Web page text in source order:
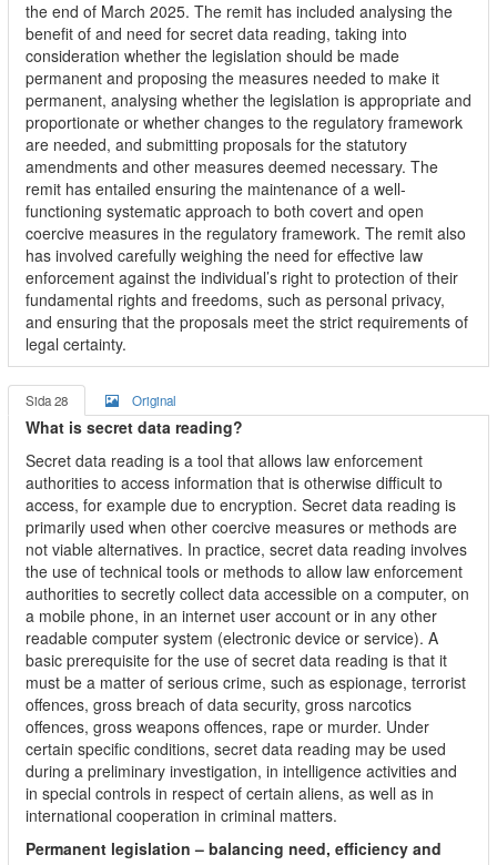
the end of March 2025. The remit has included analysing the
benefit of and need for secret data reading, taking into
consideration whether the legislation should be made
permanent and proposing the measures needed to make it
permanent, analysing whether the legislation is appropriate and
proportionate or whether changes to the regulatory framework
are needed, and submitting proposals for the statutory
amendments and other measures deemed necessary. The
remit has entailed ensuring the maintenance of a well-
functioning systematic approach to both covert and open
coercive measures in the regulatory framework. The remit also
has involved carefully weighing the need for effective law
enforcement against the individual’s right to protection of their
fundamental rights and freedoms, such as personal privacy,
and ensuring that the proposals meet the strict requirements of
legal certainty.
Sida 28 Original
What is secret data reading?
Secret data reading is a tool that allows law enforcement
authorities to access information that is otherwise difficult to
access, for example due to encryption. Secret data reading is
primarily used when other coercive measures or methods are
not viable alternatives. In practice, secret data reading involves
the use of technical tools or methods to allow law enforcement
authorities to secretly collect data accessible on a computer, on
a mobile phone, in an internet user account or in any other
readable computer system (electronic device or service). A
basic prerequisite for the use of secret data reading is that it
must be a matter of serious crime, such as espionage, terrorist
offences, gross breach of data security, gross narcotics
offences, gross weapons offences, rape or murder. Under
certain specific conditions, secret data reading may be used
during a preliminary investigation, in intelligence activities and
in special controls in respect of certain aliens, as well as in
international cooperation in criminal matters.
Permanent legislation – balancing need, efficiency and